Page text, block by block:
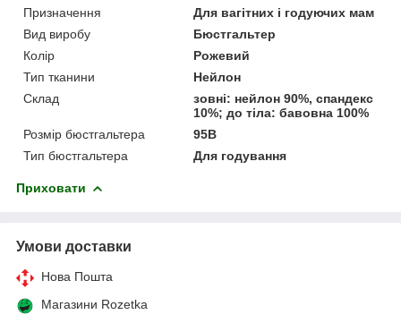
Призначення
Для вагітних і годуючих мам
Вид виробу
Бюстгальтер
Колір
Рожевий
Тип тканини
Нейлон
Склад
зовні: нейлон 90%, спандекс
10%; до тіла: бавовна 100%
Розмір бюстгальтера
95B
Тип бюстгальтера
Для годування
Приховати
Умови доставки
Нова Пошта
Магазини Rozetka